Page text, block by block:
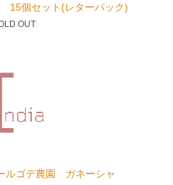
15個セット(レターパック)
OUT
ルゴデ農園 ガネーシャ